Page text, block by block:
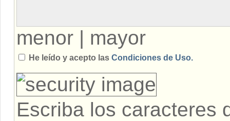
menor | mayor
He leído y acepto las Condiciones de Uso.
Escriba los caracteres